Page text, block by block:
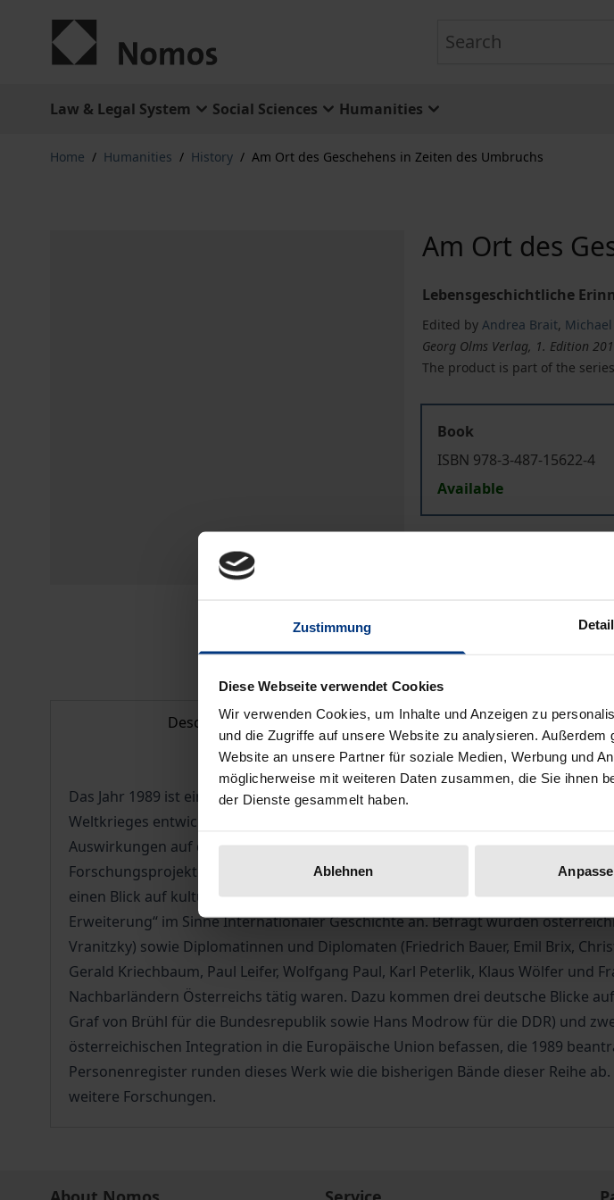
Zustimmung
Diese Webseite verwendet Cookies
Wir verwenden Cookies, um Inhalte und Anzeigen zu
und die Zugriffe auf unsere Website zu analysieren.
Website an unsere Partner für soziale Medien, Werbung und
möglicherweise mit weiteren Daten zusammen, die Sie ihnen
der Dienste gesammelt haben.
Ablehnen
Law & Legal System Social Sciences Humanities
Home / Humanities / History / Am Ort des Geschehens in Zeiten des Umbruchs
Am Ort des
Lebensgeschichtliche
Edited by Andrea Brait,
Georg Olms Verlag, 1. Edition
The product is part of the series
Book
ISBN 978-3-487-15622-4
Available
Prices include VAT.
Description Bibliographical data
Das Jahr 1989 ist ein Epochenjahr – ausgehend von diesem änderte sich die
Weltkrieges entwickelt hatte. Davon beeinflusst wurden nicht nur die
Auswirkungen auf die neutralen Staaten und damit ebenfalls auf Österreich.
Forschungsprojekten zur österreichischen Außenpolitik sowie zur Bedeutung
einen Blick auf kulturelle Faktoren, die das Handeln von Akteuren
Erweiterung“ im Sinne Internationaler Geschichte an. Befragt wurden
Vranitzky) sowie Diplomatinnen und Diplomaten (Friedrich Bauer, Emil Brix,
Gerald Kriechbaum, Paul Leifer, Wolfgang Paul, Karl Peterlik, Klaus Wölfer
Nachbarländern Österreichs tätig waren. Dazu kommen drei deutsche Blicke
Graf von Brühl für die Bundesrepublik sowie Hans Modrow für die DDR) und
österreichischen Integration in die Europäische Union befassen, die 1989
Personenregister runden dieses Werk wie die bisherigen Bände dieser Reihe
weitere Forschungen.